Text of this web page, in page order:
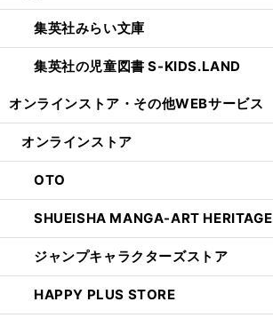
集英社みらい文庫
集英社の児童図書 S-KIDS.LAND
オンラインストア・ その他WEBサービス
オンラインストア
OTO
SHUEISHA MANGA-ART HERITAGE
ジャンプキャラクターズストア
HAPPY PLUS STORE